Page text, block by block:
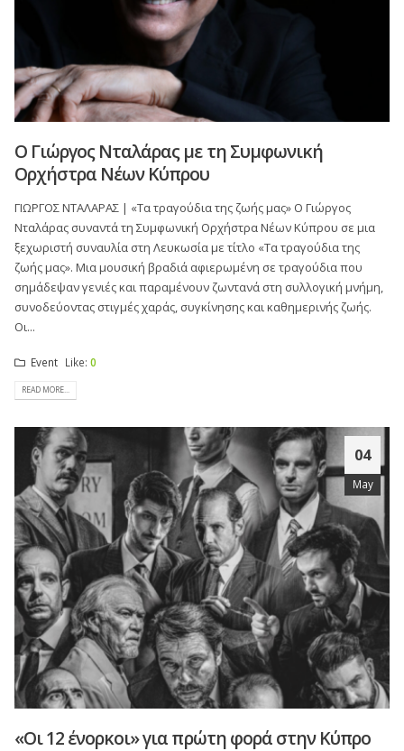
Ο Γιώργος Νταλάρας με τη Συμφωνική
Oρχήστρα Nέων Κύπρου
ΓΙΩΡΓΟΣ ΝΤΑΛΑΡΑΣ | «Τα τραγούδια της ζωής μας» Ο Γιώργος
Νταλάρας συναντά τη Συμφωνική Ορχήστρα Νέων Κύπρου σε μια
ξεχωριστή συναυλία στη Λευκωσία με τίτλο «Τα τραγούδια της
ζωής μας». Μια μουσική βραδιά αφιερωμένη σε τραγούδια που
σημάδεψαν γενιές και παραμένουν ζωντανά στη συλλογική μνήμη,
συνοδεύοντας στιγμές χαράς, συγκίνησης και καθημερινής ζωής.
Οι...
Event Like: 0
READ MORE...
04
May
«Οι 12 ένορκοι» για πρώτη φορά στην Κύπρο